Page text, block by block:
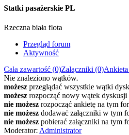
Statki pasażerskie PL
Rzeczna biała flota
Przegląd forum
Aktywność
Cała zawartość (0)Załączniki (0)
Nie znaleziono wątków.
możesz przeglądać wszystkie wątki
możesz rozpocząć nowy wątek
nie możesz rozpocząć ankietę na tym
nie możesz dodawać załączniki w tym
nie możesz pobierać załączniki na tym
Moderator: Administrator